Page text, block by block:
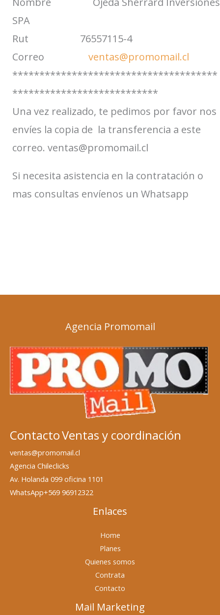
SPA
Rut 76557115-4
Correo ventas@promomail.cl
**************************************
***************************
Una vez realizado, te pedimos por favor nos
envíes la copia de la transferencia a este
correo. ventas@promomail.cl
Si necesita asistencia en la contratación o
mas consultas envíenos un Whatsapp
Agencia Promomail
ContactoVentas y coordinación
ventas@promomail.cl
Agencia Chileclicks
Av. Holanda 099 oficina 1101
WhatsApp+569 96912322
Enlaces
Home
Planes
Quienes somos
Contrata
Contacto
Mail Marketing